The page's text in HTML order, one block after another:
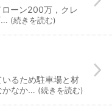
ーン200万，クレ
…
続きを読む
るため駐車場と材
かなか…
続きを読む